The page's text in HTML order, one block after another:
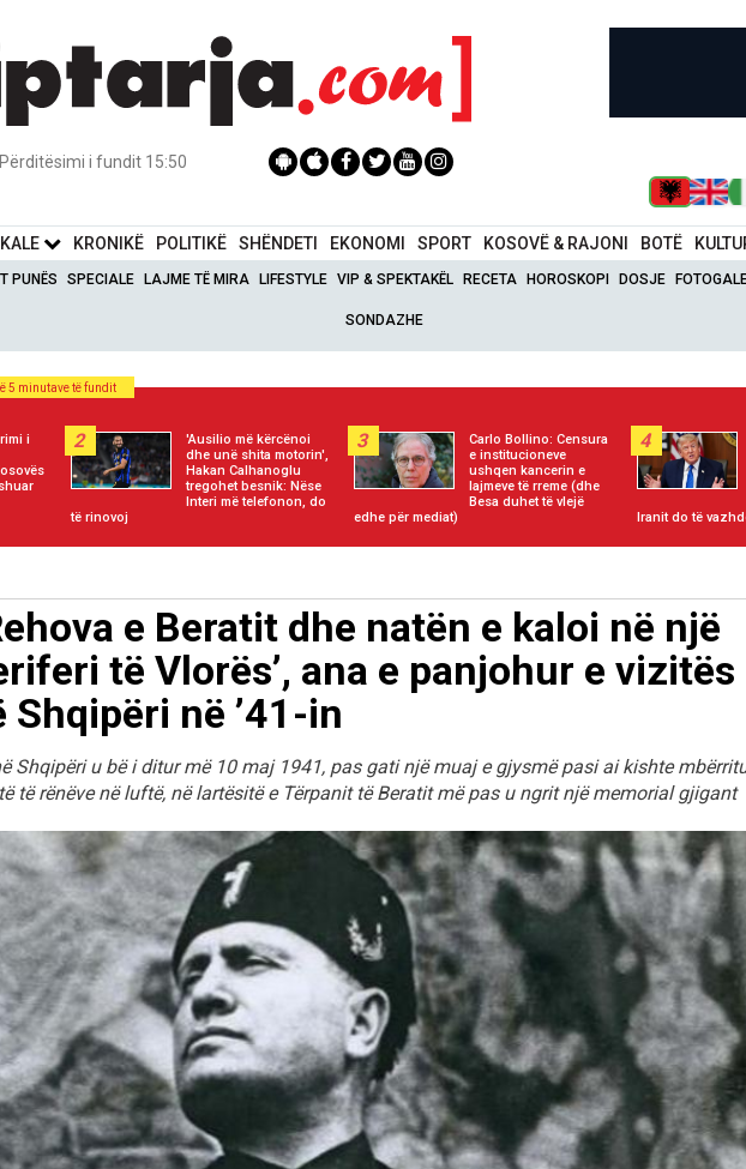
i fundit 15:50
KRONIKË POLITIKË SHËNDETI EKONOMI SPORT KOSOVË & RAJONI BOTË
PUNËS SPECIALE LAJME TË MIRA LIFESTYLE VIP & SPEKTAKËL RECETA HOROSKOPI DOSJE
SONDAZHE
5 minutave të fundit
i
2
'Ausilio më kërcënoi
dhe unë shita motorin',
Hakan Calhanoglu
tregohet besnik: Nëse
Interi më telefonon, do
të rinovoj
3
Carlo Bollino: Censura
e institucioneve
ushqen kancerin e
lajmeve të rreme (dhe
Besa duhet të vlejë
edhe për mediat)
4
Iranit do të
e Beratit dhe natën e kaloi në një
të Vlorës’, ana e panjohur e vizitës
Shqipëri në ’41-in
Shqipëri u bë i ditur më 10 maj 1941, pas gati një muaj e gjysmë pasi ai kishte
të rënëve në luftë, në lartësitë e Tërpanit të Beratit më pas u ngrit një memorial gjigant